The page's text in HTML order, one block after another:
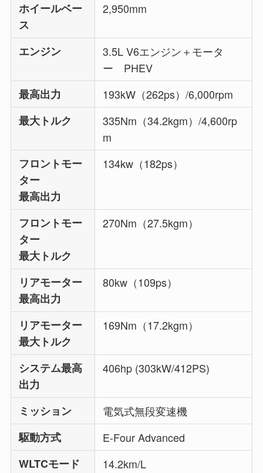
ホイールベー
ス
2,950mm
エンジン
3.5L V6エンジン＋モータ
ー PHEV
最高出力
193kW（262ps）/6,000rpm
最大トルク
335Nm（34.2kgm）/4,600rp
m
フロントモー
ター
最高出力
134kw（182ps）
フロントモー
ター
最大トルク
270Nm（27.5kgm）
リアモーター
最高出力
80kw（109ps）
リアモーター
最大トルク
169Nm（17.2kgm）
システム最高
出力
406hp (303kW/412PS)
ミッション
電気式無段変速機
駆動方式
E-Four Advanced
WLTCモード
14.2km/L